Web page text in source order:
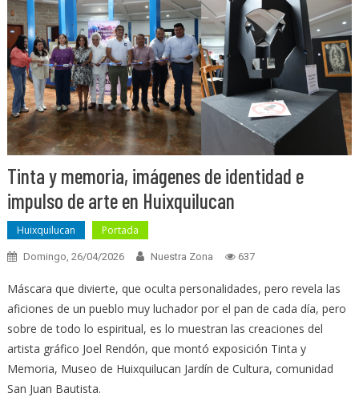
Tinta y memoria, imágenes de identidad e
impulso de arte en Huixquilucan
Huixquilucan Portada
Domingo, 26/04/2026 Nuestra Zona 637
Máscara que divierte, que oculta personalidades, pero revela las
aficiones de un pueblo muy luchador por el pan de cada día, pero
sobre de todo lo espiritual, es lo muestran las creaciones del
artista gráfico Joel Rendón, que montó exposición Tinta y
Memoria, Museo de Huixquilucan Jardín de Cultura, comunidad
San Juan Bautista.